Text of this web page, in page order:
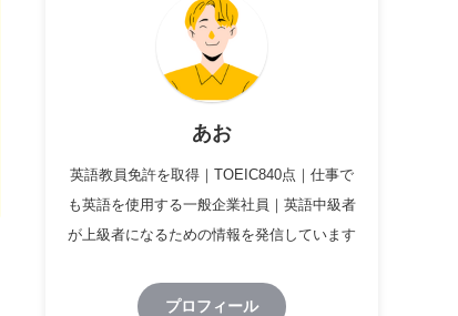
あお
英語教員免許を取得｜TOEIC840点｜仕事で
も英語を使用する一般企業社員｜英語中級者
が上級者になるための情報を発信しています
プロフィール